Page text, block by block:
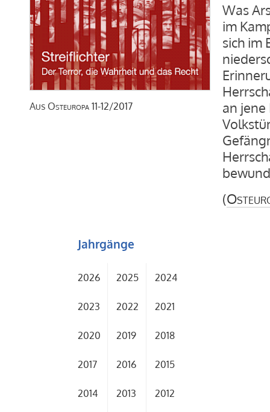
Aus Osteuropa 11-12/2017
Was
im
sich im
an
(
Jahrgänge
2026 2025 2024
2023 2022 2021
2020 2019 2018
2017 2016 2015
2014 2013 2012